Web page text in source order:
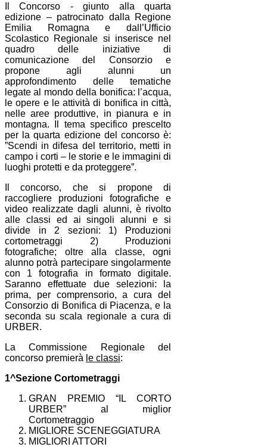
Il Concorso - giunto alla quarta
edizione – patrocinato dalla Regione
Emilia Romagna e dall’Ufficio
Scolastico Regionale si inserisce nel
quadro delle iniziative di
comunicazione del Consorzio e
propone agli alunni un
approfondimento delle tematiche
legate al mondo della bonifica: l’acqua,
le opere e le attività di bonifica in città,
nelle aree produttive, in pianura e in
montagna. Il tema specifico prescelto
per la quarta edizione del concorso è:
”Scendi in difesa del territorio, metti in
campo i corti – le storie e le immagini di
luoghi protetti e da proteggere”.
Il concorso,
che
si propone di
raccogliere produzioni fotografiche e
video realizzate dagli alunni, è rivolto
alle classi ed ai singoli alunni e si
divide in 2 sezioni: 1) Produzioni
cortometraggi 2) Produzioni
fotografiche; oltre alla classe, ogni
alunno potrà partecipare singolarmente
con 1 fotografia in formato digitale.
Saranno effettuate due selezioni: la
prima, per comprensorio, a cura del
Consorzio di Bonifica di Piacenza, e la
seconda su scala regionale a cura di
URBER.
La Commissione Regionale del
concorso premierà le classi:
1^Sezione Cortometraggi
GRAN PREMIO “IL CORTO
URBER” al miglior
Cortometraggio
MIGLIORE SCENEGGIATURA
MIGLIORI ATTORI